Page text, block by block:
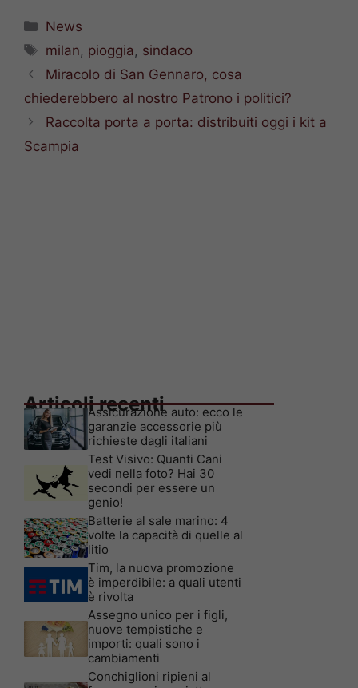
Categorie
News
Tag
milan, pioggia, sindaco
Miracolo di San Gennaro, cosa
chiederebbero al nostro Patrono i politici?
Raccolta porta a porta: distribuiti oggi i kit a
Scampia
Articoli recenti
Assicurazione auto: ecco le
garanzie accessorie più
richieste dagli italiani
Test Visivo: Quanti Cani
vedi nella foto? Hai 30
secondi per essere un
genio!
Batterie al sale marino: 4
volte la capacità di quelle al
litio
Tim, la nuova promozione
è imperdibile: a quali utenti
è rivolta
Assegno unico per i figli,
nuove tempistiche e
importi: quali sono i
cambiamenti
Conchiglioni ripieni al